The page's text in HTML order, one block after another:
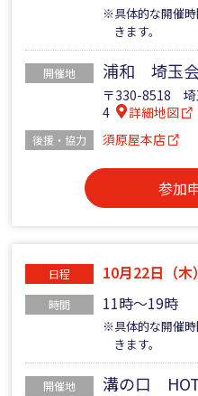
※具体的な開催
きます。
開催地 浦和 埼玉
〒330-8518 埼
4
詳細地図
後援・協力 須原屋本店
参加
日程 10月22日（木）
時間 11時～19時
※具体的な開催
きます。
開催地 溝の口